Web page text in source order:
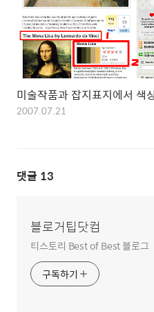
미술작품과 잡지표지에서 색
2007.07.21
댓글 13
블로거팁닷컴
티스토리 Best of Best 블로그
구독하기